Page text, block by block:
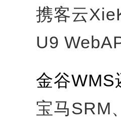
携客云
U9
金谷WMS
宝马SRM